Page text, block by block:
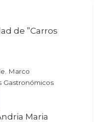
de ”Carros
Marco
Gastronómicos
Maria